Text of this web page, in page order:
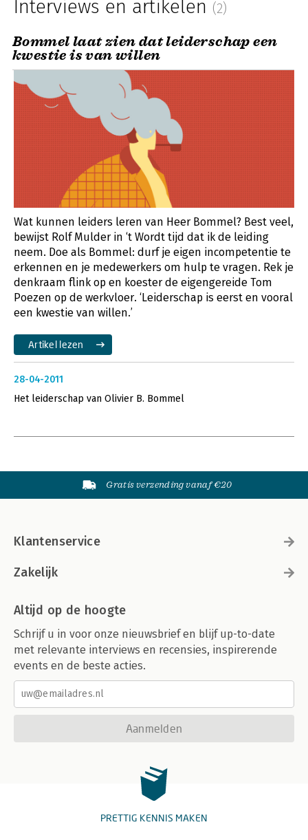
Interviews en artikelen (2)
Bommel laat zien dat leiderschap een
kwestie is van willen
Wat kunnen leiders leren van Heer Bommel? Best veel,
bewijst Rolf Mulder in ‘t Wordt tijd dat ik de leiding
neem. Doe als Bommel: durf je eigen incompetentie te
erkennen en je medewerkers om hulp te vragen. Rek je
denkraam flink op en koester de eigengereide Tom
Poezen op de werkvloer. ‘Leiderschap is eerst en vooral
een kwestie van willen.’
Artikel lezen
28-04-2011
Het leiderschap van Olivier B. Bommel
Gratis verzending vanaf €20
Klantenservice
Zakelijk
Altijd op de hoogte
Schrijf u in voor onze nieuwsbrief en blijf up-to-date
met relevante interviews en recensies, inspirerende
events en de beste acties.
Aanmelden
PRETTIG KENNIS MAKEN